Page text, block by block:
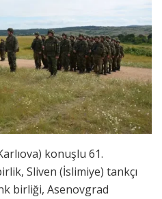
konuşlu 61.
Sliven (İslimiye) tankçı
birliği, Asenovgrad